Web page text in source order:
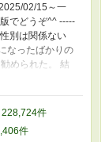
02/15～一
でどうぞ^^ -----
別は関係ない
なったばかりの
められた。 結
が、渡された
理やりお見合
とを何も知ら
かうことに。
228,724件
件